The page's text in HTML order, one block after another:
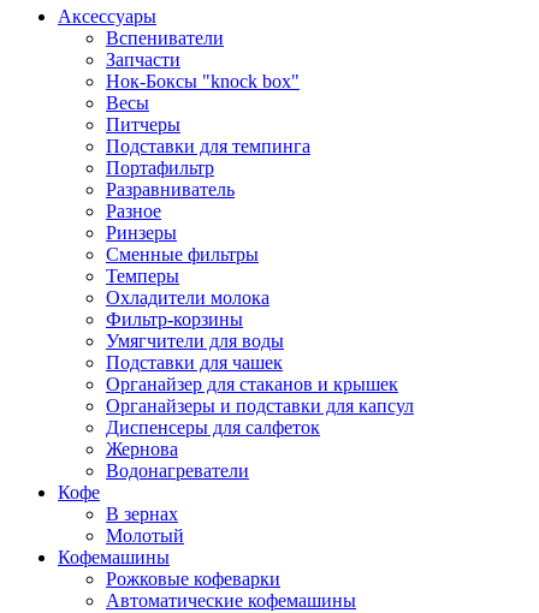
Аксессуары
Вспениватели
Запчасти
Нок-Боксы "knock box"
Весы
Питчеры
Подставки для темпинга
Портафильтр
Разравниватель
Разное
Ринзеры
Сменные фильтры
Темперы
Охладители молока
Фильтр-корзины
Умягчители для воды
Подставки для чашек
Органайзер для стаканов и крышек
Органайзеры и подставки для капсул
Диспенсеры для салфеток
Жернова
Водонагреватели
Кофе
В зернах
Молотый
Кофемашины
Рожковые кофеварки
Автоматические кофемашины